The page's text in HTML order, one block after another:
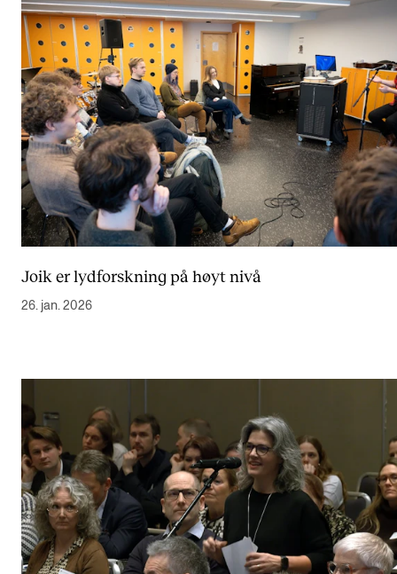
Joik er lydforskning på høyt nivå
26. jan. 2026